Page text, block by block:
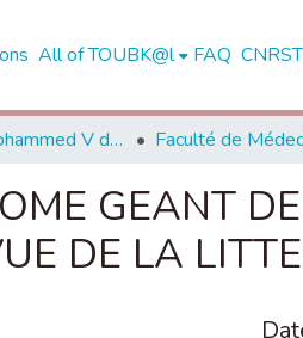
All of TOUBK@l FAQ CNRST
Université Mohammed V de Rabat
GEANT
DE LA